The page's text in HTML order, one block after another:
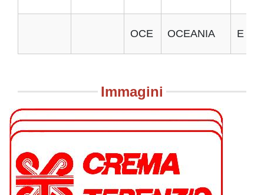
OCE OCEANIA E
Immagini